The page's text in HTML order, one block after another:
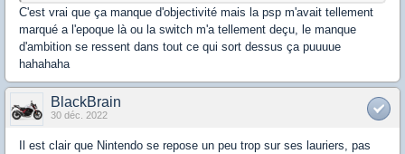
C'est vrai que ça manque d'objectivité mais la psp m'avait tellement
marqué a l'epoque là ou la switch m'a tellement deçu, le manque
d'ambition se ressent dans tout ce qui sort dessus ça puuuue
hahahaha
BlackBrain
30 déc. 2022
Il est clair que Nintendo se repose un peu trop sur ses lauriers, pas